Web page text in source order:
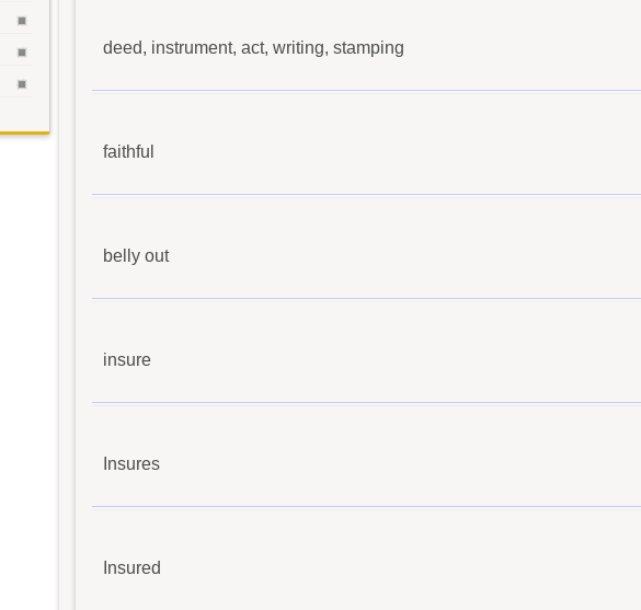
deed, instrument, act, writing, stamping
faithful
belly out
insure
Insures
Insured